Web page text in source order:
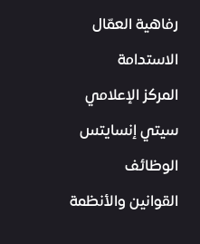
رفاهية العمّال
الاستدامة
المركز الإعلامي
سيتي إنسايتس
الوظائف
القوانين والأنظمة